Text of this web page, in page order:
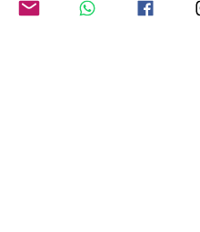
  El nuevo tren bala reemplazará a la